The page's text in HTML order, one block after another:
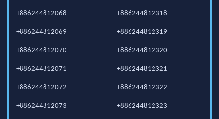
+886244812068
+886244812069
+886244812070
+886244812071
+886244812072
+886244812073
+886244812318
+886244812319
+886244812320
+886244812321
+886244812322
+886244812323